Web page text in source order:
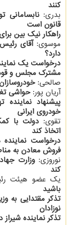
کنند
بدری:نابسامانی
قانون است
راهکار نیک بین
موسوی:آقای
دارد؟
درخواست یک
مشترک مجلس و
صالحی:
آریان پور:حواشی
پیشنهاد
خودروی ایرانی
تقوی:دولت با
اتخاذ کند
درخواست
فروش معادن به
نوروزی:وزارت
کند
یک عضو هیئت
باشید
تذکر مقتدایی به
نوزادان
تذکر نماینده شیراز درباب